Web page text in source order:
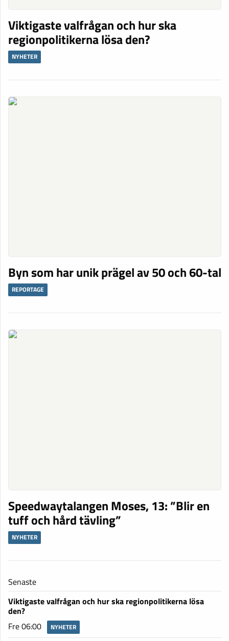
Viktigaste valfrågan och hur ska
regionpolitikerna lösa den?
NYHETER
Byn som har unik prägel av 50 och 60-tal
REPORTAGE
Speedwaytalangen Moses, 13: ”Blir en
tuff och hård tävling”
NYHETER
Senaste
Viktigaste valfrågan och hur ska regionpolitikerna lösa
den?
Fre 06:00
NYHETER